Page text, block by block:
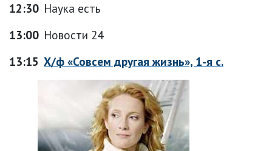
12:30 Наука есть
13:00 Новости 24
13:15 Х/ф «Совсем другая жизнь», 1-я с.